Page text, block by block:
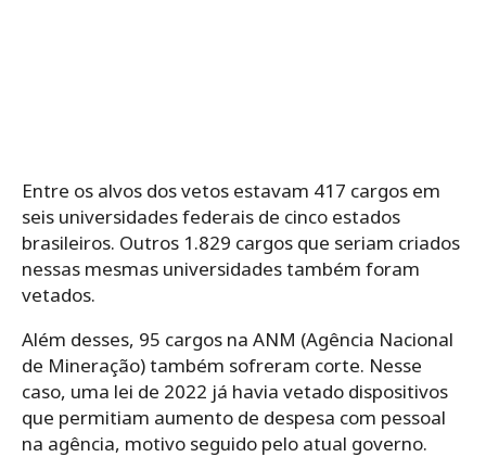
Entre os alvos dos vetos estavam 417 cargos em
seis universidades federais de cinco estados
brasileiros. Outros 1.829 cargos que seriam criados
nessas mesmas universidades também foram
vetados.
Além desses, 95 cargos na ANM (Agência Nacional
de Mineração) também sofreram corte. Nesse
caso, uma lei de 2022 já havia vetado dispositivos
que permitiam aumento de despesa com pessoal
na agência, motivo seguido pelo atual governo.